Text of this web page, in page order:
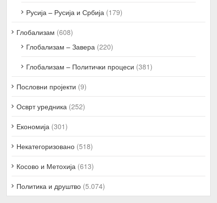
Русија – Русија и Србија (179)
Глобализам (608)
Глобализам – Завера (220)
Глобализам – Политички процеси (381)
Пословни пројекти (9)
Осврт уредника (252)
Економија (301)
Некатегоризовано (518)
Косово и Метохија (613)
Политика и друштво (5.074)